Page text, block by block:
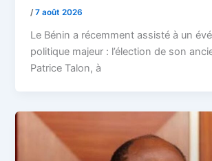
/7 août 2026
Le Bénin a récemment assisté à un
politique majeur : l’élection de son
Patrice Talon, à